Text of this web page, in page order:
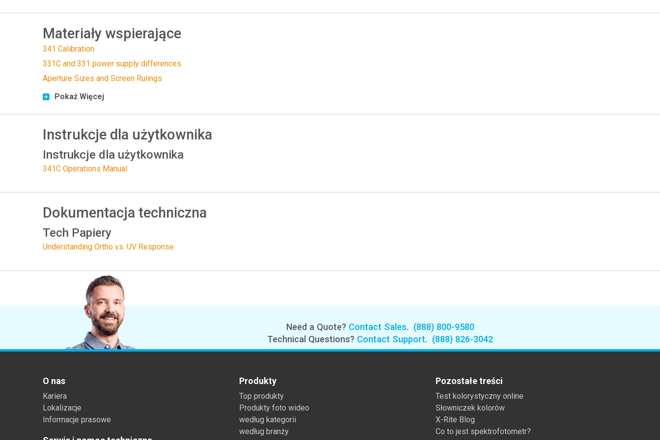
Tworzywa sztuczne
Materiały wspierające
341 Calibration
331C and 331 power supply differences
Aperture Sizes and Screen Rulings
Pokaż Więcej
Instrukcje dla użytkownika
Instrukcje dla użytkownika
341C Operations Manual
Dokumentacja techniczna
Tech Papiery
Understanding Ortho vs. UV Response
Need a Quote? Contact Sales. (888) 800-9580
Technical Questions? Contact Support. (888) 826-3042
O nas
Kariera
Lokalizacje
Informacje prasowe
Produkty
Top produkty
Produkty foto wideo
według kategorii
według branży
Pozostałe treści
Test kolorystyczny online
Słowniczek kolorów
X-Rite Blog
Co to jest spektrofotometr?